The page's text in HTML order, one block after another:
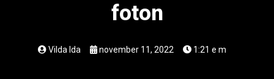
foton
Vilda Ida november 11, 2022 1:21 e m